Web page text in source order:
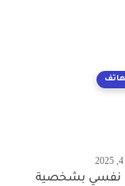
نفسي بشخصية